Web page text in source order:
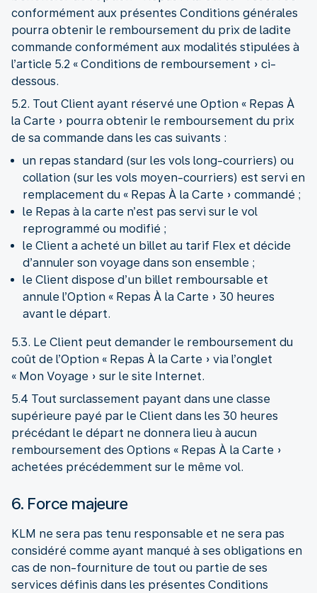
conformément aux présentes Conditions générales
pourra obtenir le remboursement du prix de ladite
commande conformément aux modalités stipulées à
l’article 5.2 « Conditions de remboursement » ci-
dessous.
5.2. Tout Client ayant réservé une Option « Repas À
la Carte » pourra obtenir le remboursement du prix
de sa commande dans les cas suivants :
un repas standard (sur les vols long-courriers) ou
collation (sur les vols moyen-courriers) est servi en
remplacement du « Repas À la Carte » commandé ;
le Repas à la carte n’est pas servi sur le vol
reprogrammé ou modifié ;
le Client a acheté un billet au tarif Flex et décide
d’annuler son voyage dans son ensemble ;
le Client dispose d’un billet remboursable et
annule l’Option « Repas À la Carte » 30 heures
avant le départ.
5.3. Le Client peut demander le remboursement du
coût de l’Option « Repas À la Carte » via l’onglet
« Mon Voyage » sur le site Internet.
5.4 Tout surclassement payant dans une classe
supérieure payé par le Client dans les 30 heures
précédant le départ ne donnera lieu à aucun
remboursement des Options « Repas À la Carte »
achetées précédemment sur le même vol.
6. Force majeure
KLM ne sera pas tenu responsable et ne sera pas
considéré comme ayant manqué à ses obligations en
cas de non-fourniture de tout ou partie de ses
services définis dans les présentes Conditions